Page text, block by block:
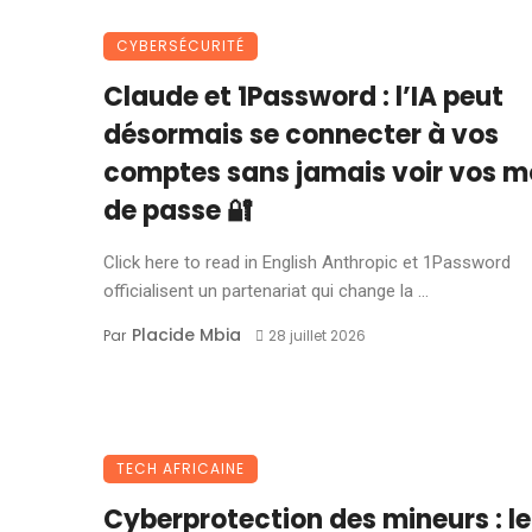
CYBERSÉCURITÉ
Claude et 1Password : l’IA peut
désormais se connecter à vos
comptes sans jamais voir vos
de passe 🔐
Click here to read in English Anthropic et 1Password
officialisent un partenariat qui change la ...
Par Placide Mbia 28 juillet 2026
TECH AFRICAINE
Cyberprotection des mineurs : le